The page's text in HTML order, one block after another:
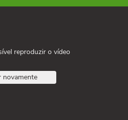
reproduzir o vídeo
novamente